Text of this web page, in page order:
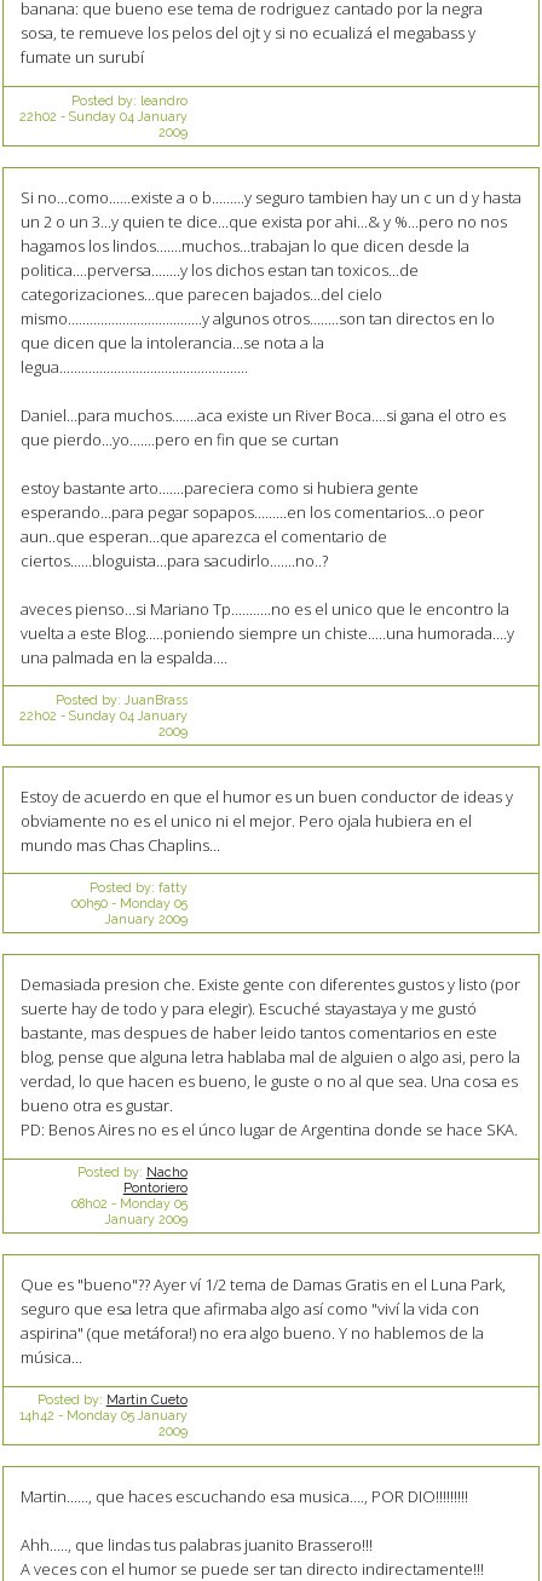
banana: que bueno ese tema de rodriguez cantado por la negra
sosa, te remueve los pelos del ojt y si no ecualizá el megabass y
fumate un surubí
Posted by: leandro
22h02 - Sunday 04 January
2009
Si no...como......existe a o b.........y seguro tambien hay un c un d y hasta
un 2 o un 3...y quien te dice...que exista por ahi...& y %...pero no nos
hagamos los lindos.......muchos...trabajan lo que dicen desde la
politica....perversa........y los dichos estan tan toxicos...de
categorizaciones...que parecen bajados...del cielo
mismo.....................................y algunos otros........son tan directos en lo
que dicen que la intolerancia...se nota a la
legua....................................................
Daniel...para muchos.......aca existe un River Boca....si gana el otro es
que pierdo...yo.......pero en fin que se curtan
estoy bastante arto.......pareciera como si hubiera gente
esperando...para pegar sopapos.........en los comentarios...o peor
aun..que esperan...que aparezca el comentario de
ciertos......bloguista...para sacudirlo.......no..?
aveces pienso...si Mariano Tp...........no es el unico que le encontro la
vuelta a este Blog.....poniendo siempre un chiste.....una humorada....y
una palmada en la espalda....
Posted by: JuanBrass
22h02 - Sunday 04 January
2009
Estoy de acuerdo en que el humor es un buen conductor de ideas y
obviamente no es el unico ni el mejor. Pero ojala hubiera en el
mundo mas Chas Chaplins...
Posted by: fatty
00h50- Monday 05
January 2009
Demasiada presion che. Existe gente con diferentes gustos y listo (por
suerte hay de todo y para elegir). Escuché stayastaya y me gustó
bastante, mas despues de haber leido tantos comentarios en este
blog, pense que alguna letra hablaba mal de alguien o algo asi, pero la
verdad, lo que hacen es bueno, le guste o no al que sea. Una cosa es
bueno otra es gustar.
PD: Benos Aires no es el únco lugar de Argentina donde se hace SKA.
Posted by: Nacho
Pontoriero
08h02 - Monday 05
January 2009
Que es "bueno"?? Ayer ví 1/2 tema de Damas Gratis en el Luna Park,
seguro que esa letra que afirmaba algo así como "viví la vida con
aspirina" (que metáfora!) no era algo bueno. Y no hablemos de la
música...
Posted by: Martin Cueto
14h42 - Monday 05 January
2009
Martin......, que haces escuchando esa musica...., POR DIO!!!!!!!!!
Ahh....., que lindas tus palabras juanito Brassero!!!
A veces con el humor se puede ser tan directo indirectamente!!!